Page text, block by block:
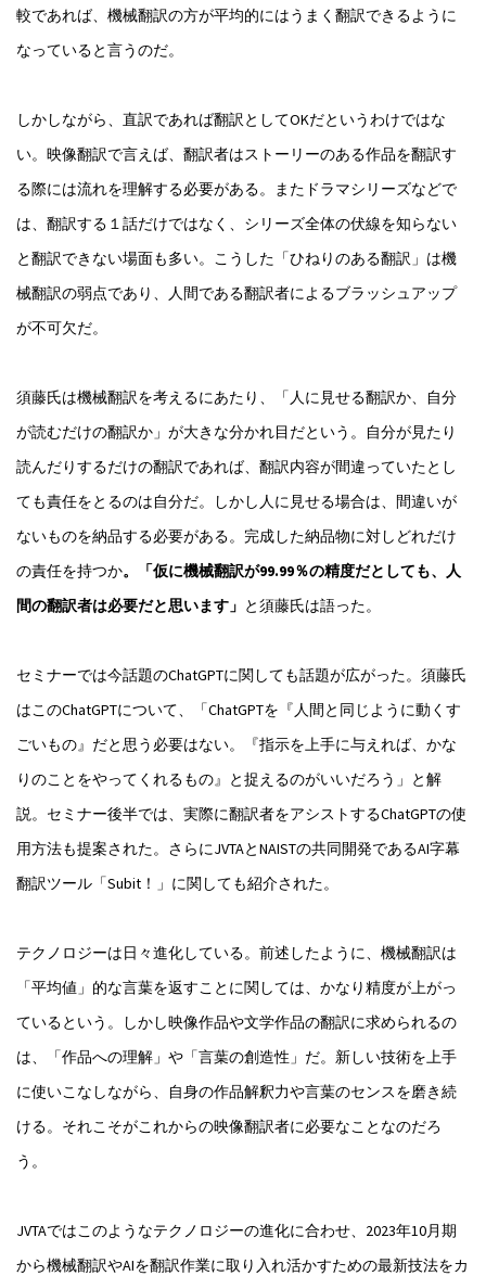
較であれば、機械翻訳の方が平均的にはうまく翻訳できるように
なっていると言うのだ。
しかしながら、直訳であれば翻訳としてOKだというわけではな
い。映像翻訳で言えば、翻訳者はストーリーのある作品を翻訳す
る際には流れを理解する必要がある。またドラマシリーズなどで
は、翻訳する１話だけではなく、シリーズ全体の伏線を知らない
と翻訳できない場面も多い。こうした「ひねりのある翻訳」は機
械翻訳の弱点であり、人間である翻訳者によるブラッシュアップ
が不可欠だ。
須藤氏は機械翻訳を考えるにあたり、「人に見せる翻訳か、自分
が読むだけの翻訳か」が大きな分かれ目だという。自分が見たり
読んだりするだけの翻訳であれば、翻訳内容が間違っていたとし
ても責任をとるのは自分だ。しかし人に見せる場合は、間違いが
ないものを納品する必要がある。完成した納品物に対しどれだけ
の責任を持つか。「仮に機械翻訳が99.99％の精度だとしても、人
間の翻訳者は必要だと思います」 と須藤氏は語った。
セミナーでは今話題のChatGPTに関しても話題が広がった。須藤氏
はこのChatGPTについて、「ChatGPTを『人間と同じように動くす
ごいもの』だと思う必要はない。『指示を上手に与えれば、かな
りのことをやってくれるもの』と捉えるのがいいだろう」と解
説。セミナー後半では、実際に翻訳者をアシストするChatGPTの使
用方法も提案された。さらにJVTAとNAISTの共同開発であるAI字幕
翻訳ツール「Subit！」に関しても紹介された。
テクノロジーは日々進化している。前述したように、機械翻訳は
「平均値」的な言葉を返すことに関しては、かなり精度が上がっ
ているという。しかし映像作品や文学作品の翻訳に求められるの
は、「作品への理解」や「言葉の創造性」だ。新しい技術を上手
に使いこなしながら、自身の作品解釈力や言葉のセンスを磨き続
ける。それこそがこれからの映像翻訳者に必要なことなのだろ
う。
JVTAではこのようなテクノロジーの進化に合わせ、2023年10月期
から機械翻訳やAIを翻訳作業に取り入れ活かすための最新技法をカ